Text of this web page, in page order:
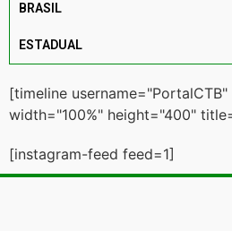
BRASIL
ESTADUAL
[timeline
width="100%" height="400"
[instagram-feed feed=1]